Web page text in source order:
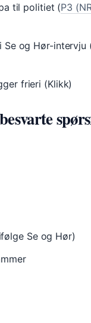
til politiet (P3
Se og Hør-intervju
frieri (Klikk)
Se og Hør)